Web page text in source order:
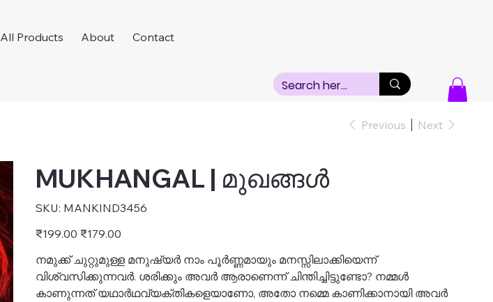
All Products About Contact
Previous Next
MUKHANGAL | മുഖങ്ങൾ
SKU: SKU
MANKIND3456
MANKIND3456
Original
price
₹199.00 Sale
price
₹179.00
നമുക്ക് ചുറ്റുമുള്ള മനുഷ്യർ നാം പൂർണ്ണമായും മനസ്സിലാക്കിയെന്ന്
വിശ്വസിക്കുന്നവർ. ശരിക്കും അവർ ആരാണെന്ന് ചിന്തിച്ചിട്ടുണ്ടോ? നമ്മൾ
കാണുന്നത് യഥാർഥവ്യക്തികളെയാണോ, അതോ നമ്മെ കാണിക്കാനായി അവർ